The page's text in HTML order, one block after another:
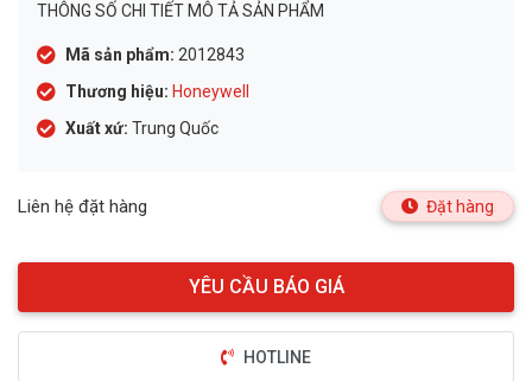
THÔNG SỐ CHI TIẾT MÔ TẢ SẢN PHẨM
Mã sản phẩm: 2012843
Thương hiệu: Honeywell
Xuất xứ: Trung Quốc
Liên hệ đặt hàng Đặt hàng
HOTLINE